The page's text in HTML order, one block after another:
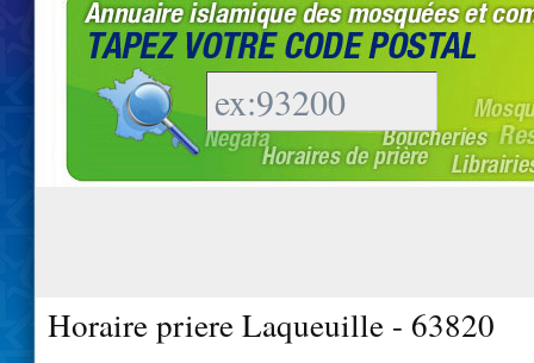
Horaire priere Laqueuille - 63820